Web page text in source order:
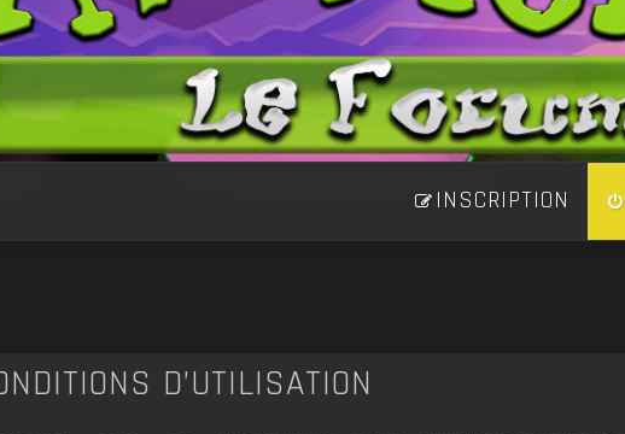
INSCRIPTION
D’UTILISATION